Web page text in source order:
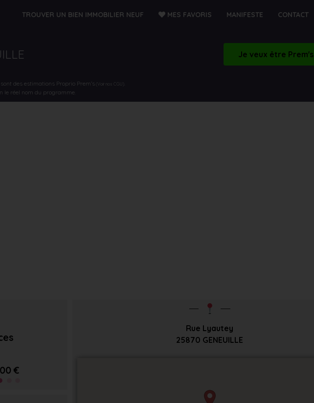
TROUVER UN BIEN IMMOBILIER NEUF MES FAVORIS MANIFESTE CONTACT
Je veux être Prem's
des estimations Proprio Prem’s (Voir nos CGU)
le réel nom du programme.
€
Rue Lyautey
25870 GENEUILLE